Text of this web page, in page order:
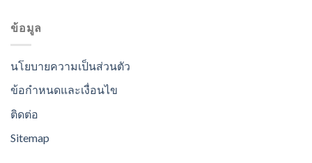
ข้อมูล
นโยบายความเป็นส่วนตัว
ข้อกำหนดและเงื่อนไข
ติดต่อ
Sitemap